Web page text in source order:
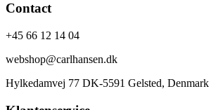
Contact
+45 66 12 14 04
webshop@carlhansen.dk
Hylkedamvej 77 DK-5591 Gelsted, Denmark